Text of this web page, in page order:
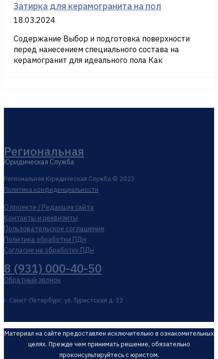
Затирка для керамогранита на пол
18.03.2024
Содержание Выбор и подготовка поверхности
перед нанесением специального состава на
керамогранит для идеального пола Как
Региональная
Юридическая Служба
Региональная Юридическая Служба © 2023
Политика конфиденциальности
О проекте / Редакция сайта
Контакты и реквизиты
Пользовательское соглашение
Политика обработки ПДн
Согласие на обработку ПДн
8 (931) 000-40-50
Обратный звонок
г. Санкт-Петербург, ул. Туристская д. 22
Материал на сайте предоставлен исключительно в ознакомительных
целях. Прежде чем принимать решение, обязательно
проконсультируйтесь с юристом.